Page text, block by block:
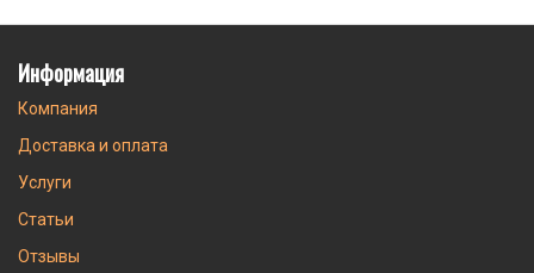
Информация
Компания
Доставка и оплата
Услуги
Статьи
Отзывы